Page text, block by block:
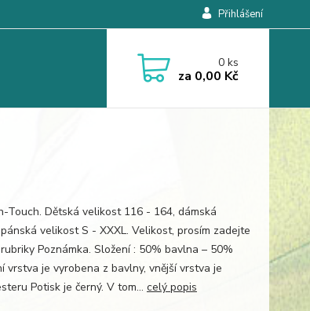
Přihlášení
0ks
za 0,00 Kč
Touch. Dětská velikost 116 - 164, dámská
velikost S - XXXL. Velikost, prosím zadejte
Poznámka. Složení : 50% bavlna – 50%
vrstva je vyrobena z bavlny, vnější vrstva je
Potisk je černý. V tom... celý popis